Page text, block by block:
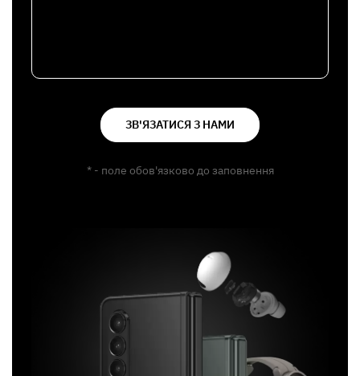
ЗВ'ЯЗАТИСЯ З НАМИ
* - поле обов'язково до заповнення